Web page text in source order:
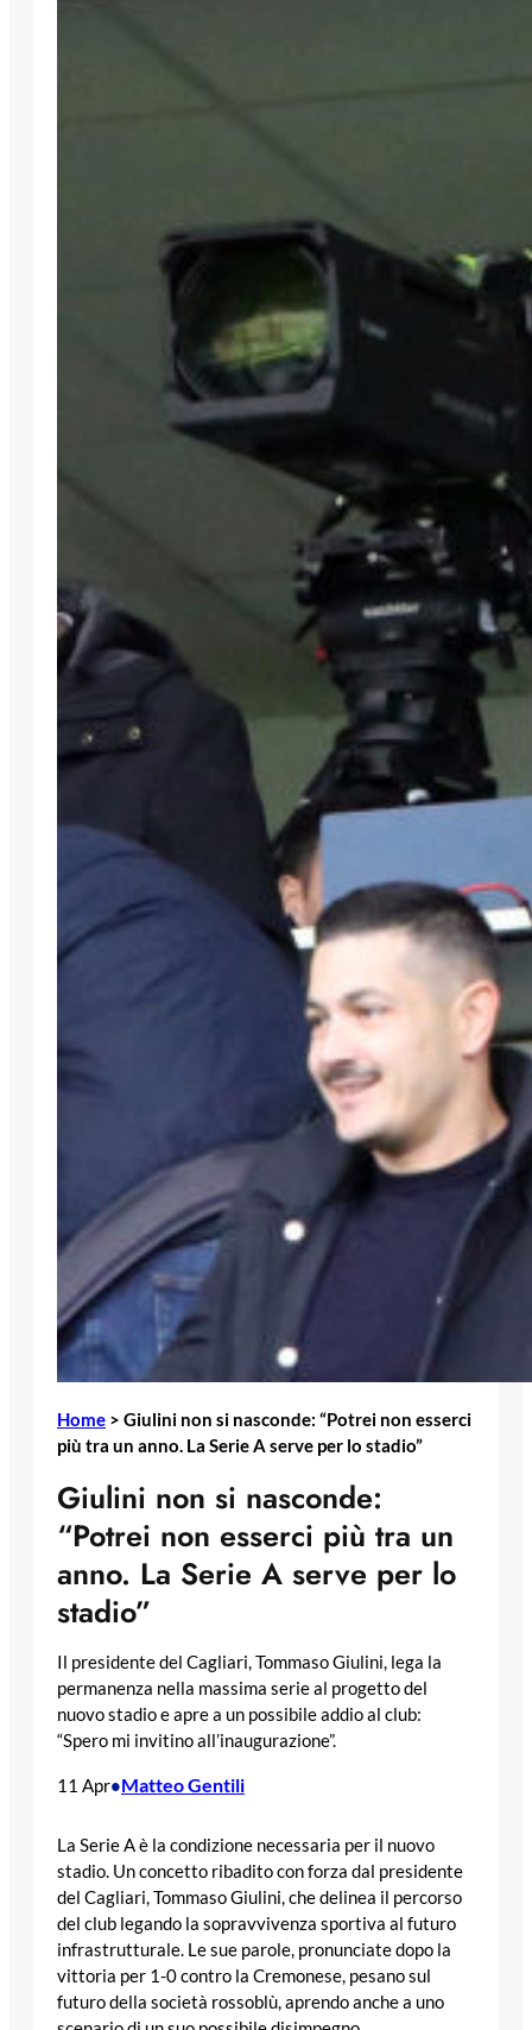
Home > Giulini non si nasconde: “Potrei non esserci
più tra un anno. La Serie A serve per lo stadio”
Giulini non si nasconde:
“Potrei non esserci più tra un
anno. La Serie A serve per lo
stadio”
Il presidente del Cagliari, Tommaso Giulini, lega la
permanenza nella massima serie al progetto del
nuovo stadio e apre a un possibile addio al club:
“Spero mi invitino all’inaugurazione”.
11 Apr•Matteo Gentili
La Serie A è la condizione necessaria per il nuovo
stadio. Un concetto ribadito con forza dal presidente
del Cagliari, Tommaso Giulini, che delinea il percorso
del club legando la sopravvivenza sportiva al futuro
infrastrutturale. Le sue parole, pronunciate dopo la
vittoria per 1-0 contro la Cremonese, pesano sul
futuro della società rossoblù, aprendo anche a uno